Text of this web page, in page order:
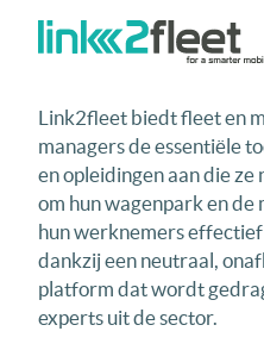
Link2fleet biedt fleet en
managers de essentiële
en opleidingen aan die ze
om hun wagenpark en
hun werknemers
dankzij een neutraal,
platform dat wordt
experts uit de sector.